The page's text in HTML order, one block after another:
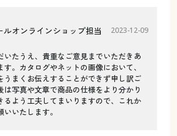
ルオンラインショップ担当 2023-12-09
いたうえ、貴重なご意見までいただきあ
す。カタログやネットの画像において、
うまくお伝えすることができず申し訳ご
は写真や文章で商品の仕様をより分かり
るよう工夫してまいりますので、これか
いたします。